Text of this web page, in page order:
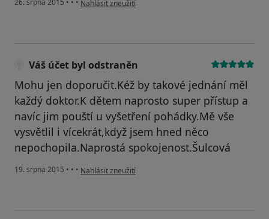
26. srpna 2015 • • • Nahlásit zneužití
Váš účet byl odstraněn
Mohu jen doporučit.Kéž by takové jednání měl
každý doktor.K dětem naprosto super přístup a
navíc jim pouští u vyšetření pohádky.Mě vše
vysvětlil i vícekrát,když jsem hned něco
nepochopila.Naprostá spokojenost.Šulcová
19. srpna 2015 • • • podle názoru uživatele Váš účet byl odstraněn
Nahlásit zneužití